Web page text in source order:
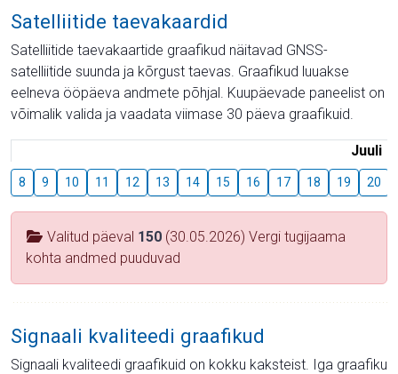
Satelliitide taevakaardid
Satelliitide taevakaartide graafikud näitavad GNSS-
satelliitide suunda ja kõrgust taevas. Graafikud luuakse
eelneva ööpäeva andmete põhjal. Kuupäevade paneelist on
võimalik valida ja vaadata viimase 30 päeva graafikuid.
Juuli
8 9 10 11 12 13 14 15 16 17 18 19 20
Valitud päeval 150 (30.05.2026) Vergi tugijaama
kohta andmed puuduvad
Signaali kvaliteedi graafikud
Signaali kvaliteedi graafikuid on kokku kaksteist. Iga graafiku